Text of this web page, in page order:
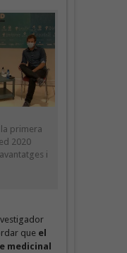
primera
2020
i
que el
medicinal